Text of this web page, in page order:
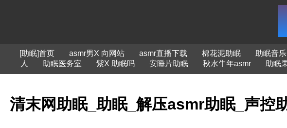
[助眠]首页 asmr男X 向网站 asmr直播下载 棉花泥助眠 助眠音乐
人
助眠医务室 紫X 助眠吗 安睡片助眠 秋水牛年asmr 助眠
清末网助眠_助眠_解压asmr助眠_声控